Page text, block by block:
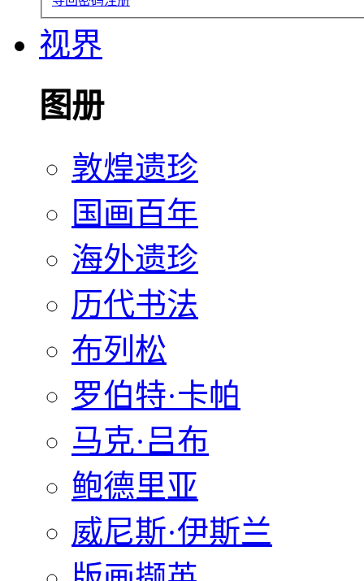
视界
图册
敦煌遗珍
国画百年
海外遗珍
历代书法
布列松
罗伯特·卡帕
马克·吕布
鲍德里亚
威尼斯·伊斯兰